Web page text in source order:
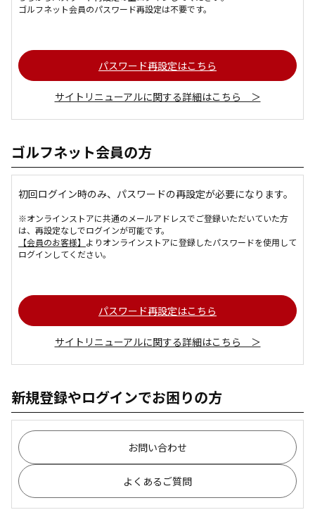
ゴルフネット会員のパスワード再設定は不要です。
パスワード再設定はこちら
サイトリニューアルに関する詳細はこちら ＞
ゴルフネット会員の方
初回ログイン時のみ、パスワードの再設定が必要になります。
※オンラインストアに共通のメールアドレスでご登録いただいていた方
は、再設定なしでログインが可能です。
【会員のお客様】 よりオンラインストアに登録したパスワードを使用して
ログインしてください。
パスワード再設定はこちら
サイトリニューアルに関する詳細はこちら ＞
新規登録やログインでお困りの方
お問い合わせ
よくあるご質問